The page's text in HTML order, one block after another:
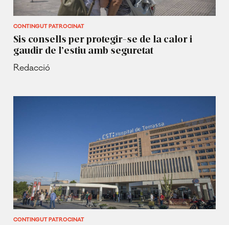
CONTINGUT PATROCINAT
Sis consells per protegir-se de la calor i
gaudir de l’estiu amb seguretat
Redacció
CONTINGUT PATROCINAT